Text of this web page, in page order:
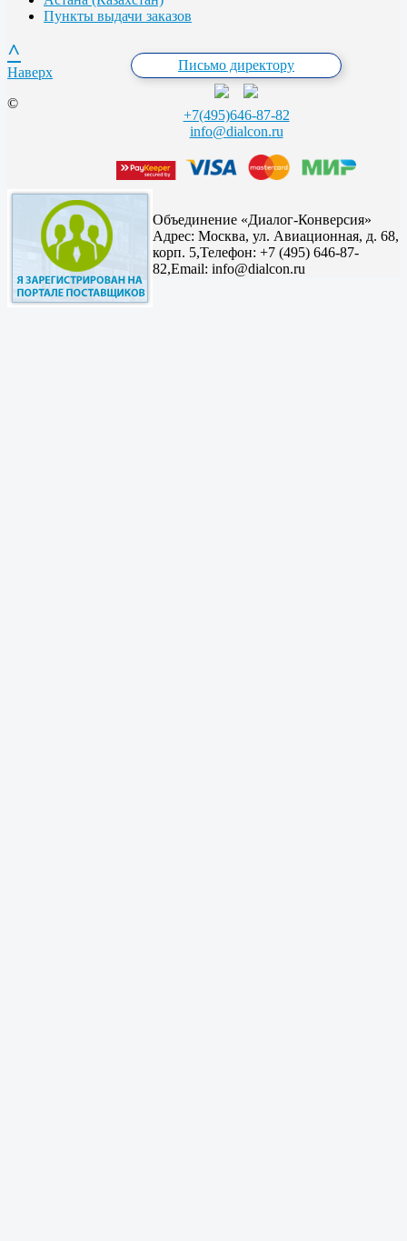
Пункты выдачи заказов
Письмо директору
+7(495)646-87-82
info@dialcon.ru
^
Наверх
©
Объединение «Диалог-Конверсия»
Адрес: Москва, ул. Авиационная, д. 68,
корп. 5,Телефон: +7 (495) 646-87-
82,Email: info@dialcon.ru